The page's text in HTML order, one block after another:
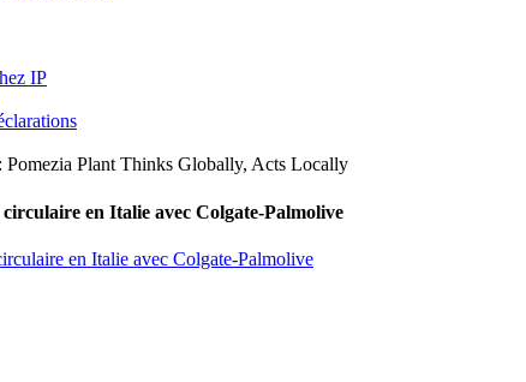
IP
en Italie avec Colgate-Palmolive
en Italie avec Colgate-Palmolive